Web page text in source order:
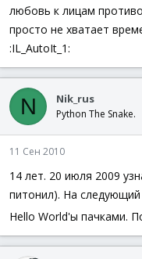
любовь к лицам
просто не хватает
:IL_AutoIt_1:
N Nik_rus
Python The Snake.
11 Сен 2010
14 лет. 20 июля 2009
питонил). На
Hello World'ы пачками.